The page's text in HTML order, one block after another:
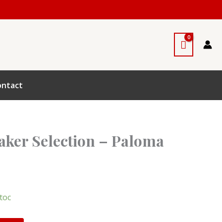
Selection – Paloma